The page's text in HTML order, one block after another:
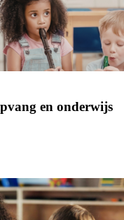
en onderwijs